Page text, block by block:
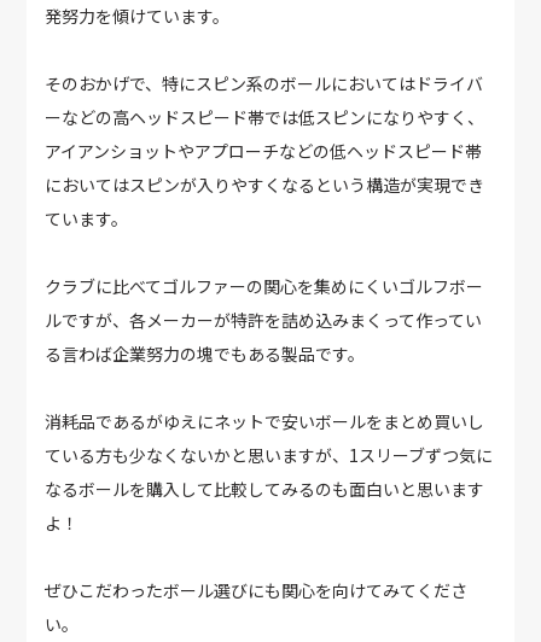
発努力を傾けています。
そのおかげで、特にスピン系のボールにおいてはドライバ
ーなどの高ヘッドスピード帯では低スピンになりやすく、
アイアンショットやアプローチなどの低ヘッドスピード帯
においてはスピンが入りやすくなるという構造が実現でき
ています。
クラブに比べてゴルファーの関心を集めにくいゴルフボー
ルですが、各メーカーが特許を詰め込みまくって作ってい
る言わば企業努力の塊でもある製品です。
消耗品であるがゆえにネットで安いボールをまとめ買いし
ている方も少なくないかと思いますが、1スリーブずつ気に
なるボールを購入して比較してみるのも面白いと思います
よ！
ぜひこだわったボール選びにも関心を向けてみてくださ
い。